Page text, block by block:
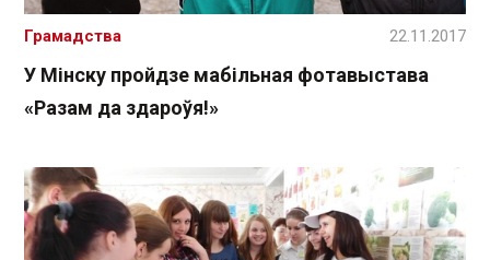
У Мінску пройдзе мабільная фотавыстава
«Разам да здароўя!»
Грамадства 22.11.2017